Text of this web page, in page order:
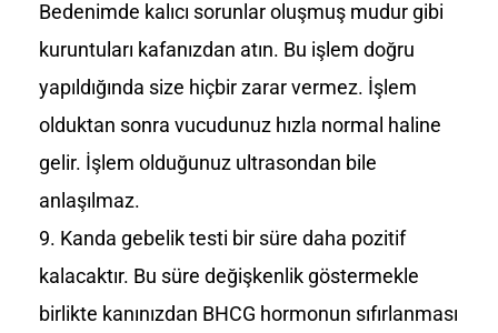
Bedenimde kalıcı sorunlar oluşmuş mudur gibi
kuruntuları kafanızdan atın. Bu işlem doğru
yapıldığında size hiçbir zarar vermez. İşlem
olduktan sonra vucudunuz hızla normal haline
gelir. İşlem olduğunuz ultrasondan bile
anlaşılmaz.
Kanda gebelik testi bir süre daha pozitif
kalacaktır. Bu süre değişkenlik göstermekle
birlikte kanınızdan BHCG hormonun sıfırlanması